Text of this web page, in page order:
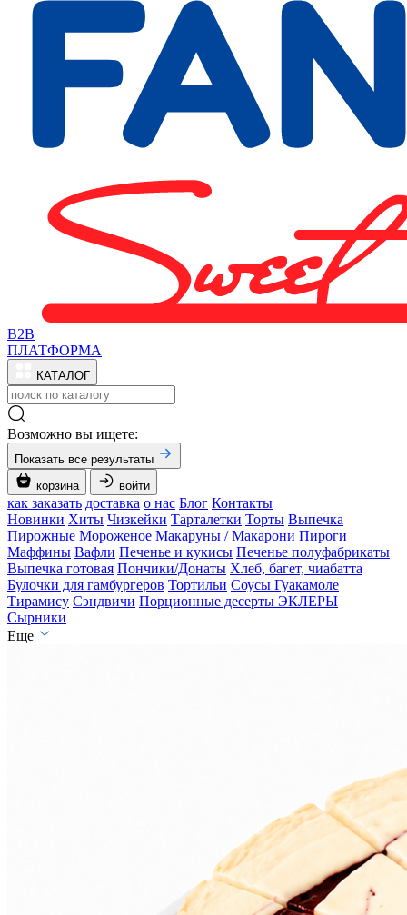
B2B
ПЛАТФОРМА
КАТАЛОГ
Возможно вы ищете:
Показать все результаты
корзина
войти
как заказать доставка о нас Блог Контакты
Новинки Хиты Чизкейки Тарталетки Торты Выпечка
Пирожные Мороженое Макаруны / Макарони Пироги
Маффины Вафли Печенье и кукисы Печенье полуфабрикаты
Выпечка готовая Пончики/Донаты Хлеб, багет, чиабатта
Булочки для гамбургеров Тортильи Соусы Гуакамоле
Тирамису Сэндвичи Порционные десерты ЭКЛЕРЫ
Сырники
Еще